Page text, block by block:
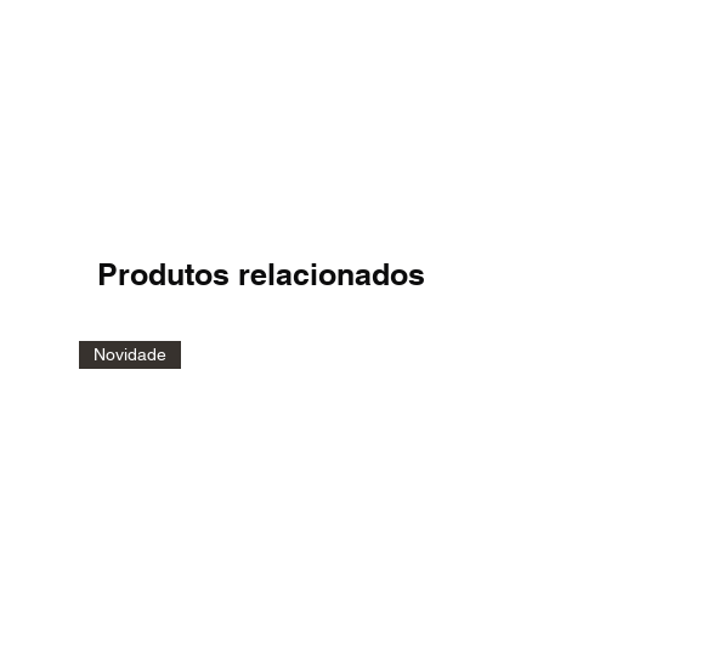
Produtos relacionados
Novidade